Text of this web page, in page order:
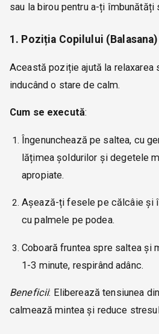
sau la birou pentru a-ți îmbunătăți
1. Poziția Copilului (Balasana)
Această poziție ajută la relaxarea
inducând o stare de calm.
Cum se execută:
Îngenunchează pe saltea, cu
lățimea șoldurilor și degetele
apropiate.
Așează-ți fesele pe călcâie și
cu palmele pe podea.
Coboară fruntea spre saltea și
1-3 minute, respirând adânc.
Beneficii: Eliberează tensiunea
calmează mintea și reduce